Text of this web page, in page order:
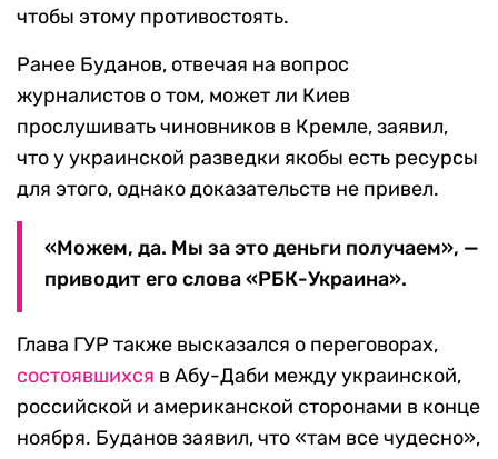
чтобы этому противостоять.
Ранее Буданов, отвечая на вопрос
журналистов о том, может ли Киев
прослушивать чиновников в Кремле, заявил,
что у украинской разведки якобы есть ресурсы
для этого, однако доказательств не привел.
«Можем, да. Мы за это деньги получаем», —
приводит его слова «РБК-Украина».
Глава ГУР также высказался о переговорах,
состоявшихся в Абу-Даби между украинской,
российской и американской сторонами в конце
ноября. Буданов заявил, что «там все чудесно»,